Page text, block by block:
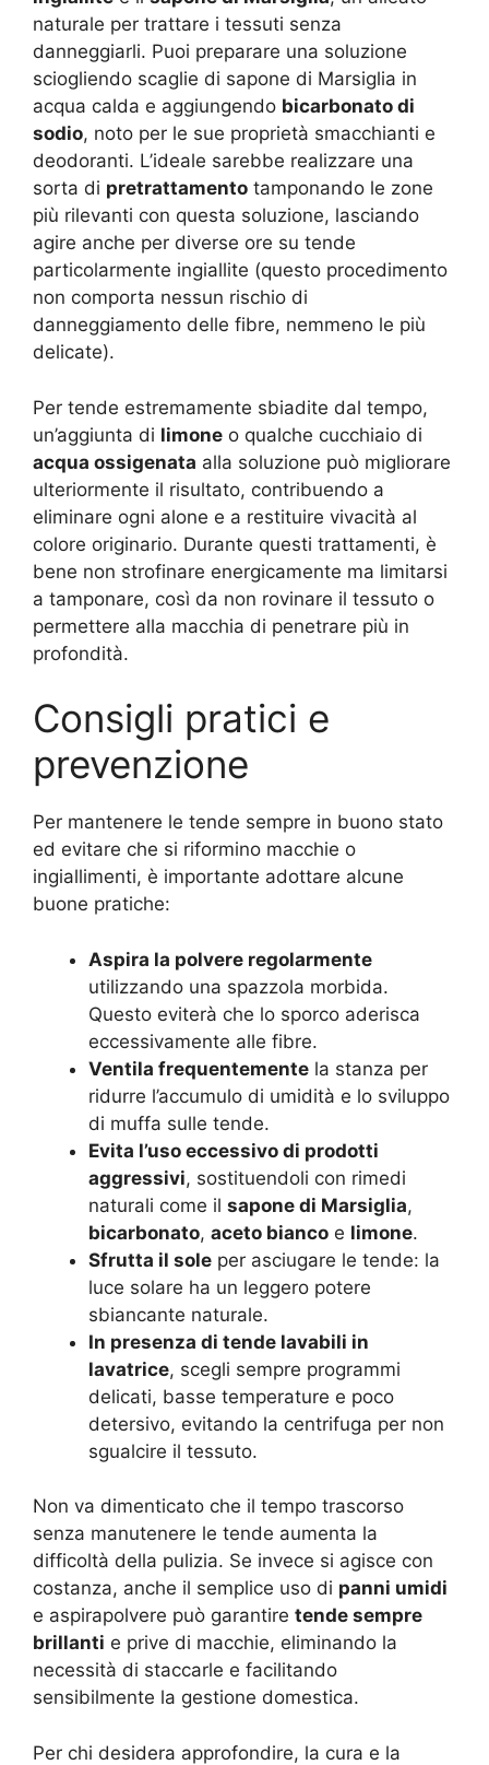
naturale per trattare i tessuti senza
danneggiarli. Puoi preparare una soluzione
sciogliendo scaglie di sapone di Marsiglia in
acqua calda e aggiungendo bicarbonato di
sodio, noto per le sue proprietà smacchianti e
deodoranti. L’ideale sarebbe realizzare una
sorta di pretrattamento tamponando le zone
più rilevanti con questa soluzione, lasciando
agire anche per diverse ore su tende
particolarmente ingiallite (questo procedimento
non comporta nessun rischio di
danneggiamento delle fibre, nemmeno le più
delicate).
Per tende estremamente sbiadite dal tempo,
un’aggiunta di limone o qualche cucchiaio di
acqua ossigenata alla soluzione può migliorare
ulteriormente il risultato, contribuendo a
eliminare ogni alone e a restituire vivacità al
colore originario. Durante questi trattamenti, è
bene non strofinare energicamente ma limitarsi
a tamponare, così da non rovinare il tessuto o
permettere alla macchia di penetrare più in
profondità.
Consigli pratici e
prevenzione
Per mantenere le tende sempre in buono stato
ed evitare che si riformino macchie o
ingiallimenti, è importante adottare alcune
buone pratiche:
Aspira la polvere regolarmente
utilizzando una spazzola morbida.
Questo eviterà che lo sporco aderisca
eccessivamente alle fibre.
Ventila frequentemente la stanza per
ridurre l’accumulo di umidità e lo sviluppo
di muffa sulle tende.
Evita l’uso eccessivo di prodotti
aggressivi, sostituendoli con rimedi
naturali come il sapone di Marsiglia,
bicarbonato, aceto bianco e limone.
Sfrutta il sole per asciugare le tende: la
luce solare ha un leggero potere
sbiancante naturale.
In presenza di tende lavabili in
lavatrice, scegli sempre programmi
delicati, basse temperature e poco
detersivo, evitando la centrifuga per non
sgualcire il tessuto.
Non va dimenticato che il tempo trascorso
senza manutenere le tende aumenta la
difficoltà della pulizia. Se invece si agisce con
costanza, anche il semplice uso di panni umidi
e aspirapolvere può garantire tende sempre
brillanti e prive di macchie, eliminando la
necessità di staccarle e facilitando
sensibilmente la gestione domestica.
Per chi desidera approfondire, la cura e la